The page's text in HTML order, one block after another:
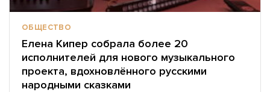
ОБЩЕСТВО
Елена Кипер собрала более 20
исполнителей для нового музыкального
проекта, вдохновлённого русскими
народными сказками